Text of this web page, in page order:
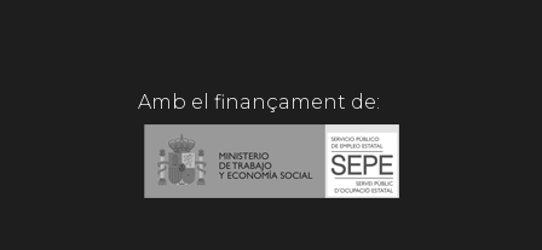
Amb el finançament de: